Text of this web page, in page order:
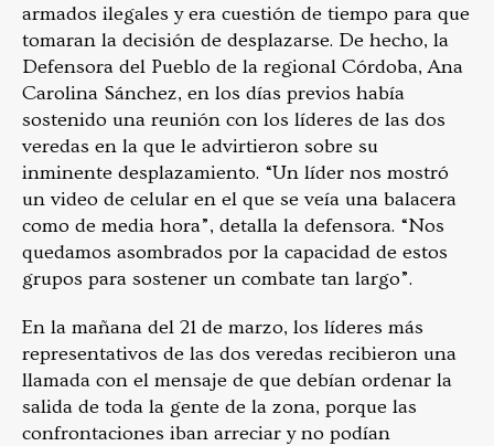
armados ilegales y era cuestión de tiempo para que
tomaran la decisión de desplazarse. De hecho, la
Defensora del Pueblo de la regional Córdoba, Ana
Carolina Sánchez, en los días previos había
sostenido una reunión con los líderes de las dos
veredas en la que le advirtieron sobre su
inminente desplazamiento. “Un líder nos mostró
un video de celular en el que se veía una balacera
como de media hora”, detalla la defensora. “Nos
quedamos asombrados por la capacidad de estos
grupos para sostener un combate tan largo”.
En la mañana del 21 de marzo, los líderes más
representativos de las dos veredas recibieron una
llamada con el mensaje de que debían ordenar la
salida de toda la gente de la zona, porque las
confrontaciones iban arreciar y no podían